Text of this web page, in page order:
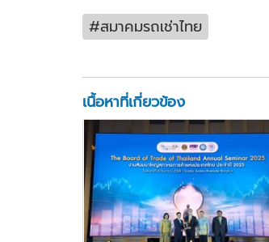
#สมาคมรถเช่าไทย
เนื้อหาที่เกี่ยวข้อง